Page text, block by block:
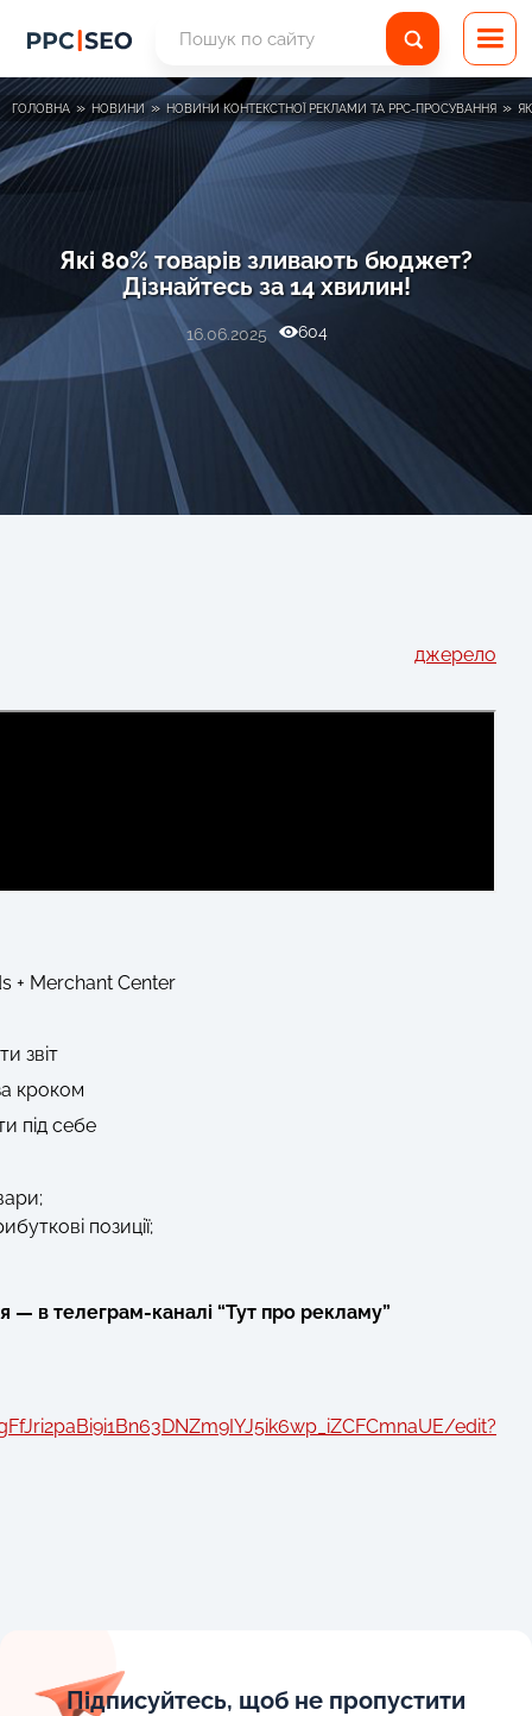
ГОЛОВНА » НОВИНИ » НОВИНИ КОНТЕКСТНОЇ РЕКЛАМИ ТА PPC-ПРОСУВАННЯ »
Які 80% товарів зливають бюджет?
Дізнайтесь за 14 хвилин!
16.06.2025 604
джерело
+ Merchant Center
звіт
кроком
під себе
позиції;
— в телеграм-каналі “Тут про рекламу”
edit?
Підписуйтесь, щоб не пропустити